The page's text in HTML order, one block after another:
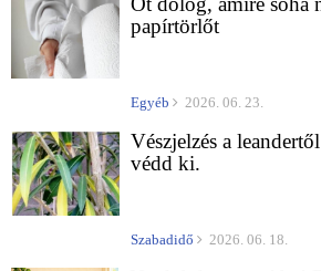
papírtörlőt
Egyéb 2026. 06. 23.
Vészjelzés a
védd ki.
Szabadidő 2026. 06. 18.